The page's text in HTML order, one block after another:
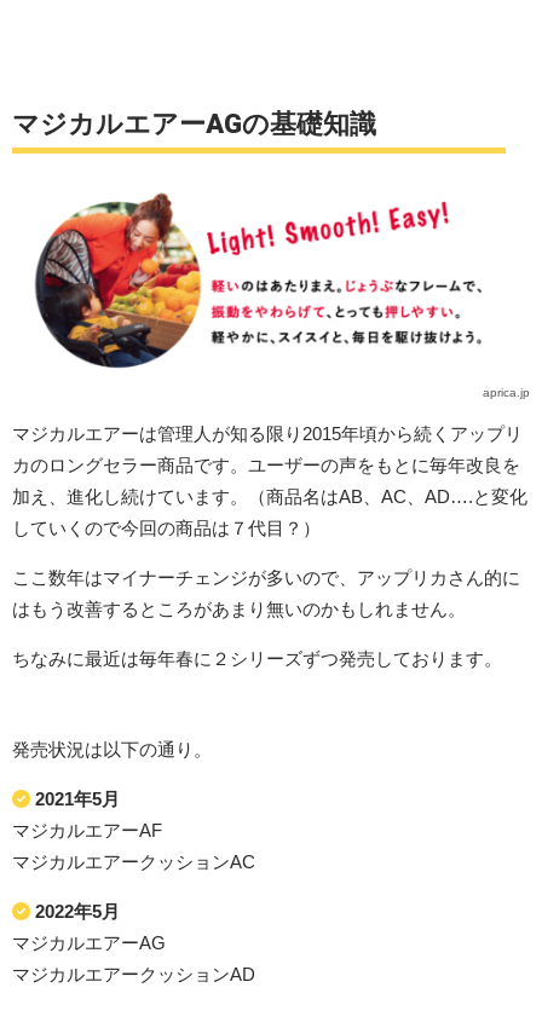
マジカルエアーAGの基礎知識
aprica.jp
マジカルエアーは管理人が知る限り2015年頃から続くアップリ
カのロングセラー商品です。ユーザーの声をもとに毎年改良を
加え、進化し続けています。（商品名はAB、AC、AD….と変化
していくので今回の商品は７代目？）
ここ数年はマイナーチェンジが多いので、アップリカさん的に
はもう改善するところがあまり無いのかもしれません。
ちなみに最近は毎年春に２シリーズずつ発売しております。
発売状況は以下の通り。
2021年5月
マジカルエアーAF
マジカルエアークッションAC
2022年5月
マジカルエアーAG
マジカルエアークッションAD